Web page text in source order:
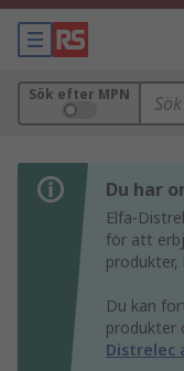
Sök efter MPN
Du har
Elfa-
för att
Du kan
produkter
Distrelec